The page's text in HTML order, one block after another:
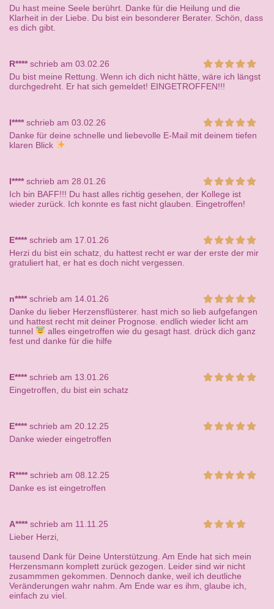
Du hast meine Seele berührt. Danke für die Heilung und die
Klarheit in der Liebe. Du bist ein besonderer Berater. Schön, dass
es dich gibt.
R****schrieb am 03.02.26
Du bist meine Rettung. Wenn ich dich nicht hätte, wäre ich längst
durchgedreht. Er hat sich gemeldet! EINGETROFFEN!!!
I****schrieb am 03.02.26
Danke für deine schnelle und liebevolle E-Mail mit deinem tiefen
klaren Blick
I****schrieb am 28.01.26
Ich bin BAFF!!! Du hast alles richtig gesehen, der Kollege ist
wieder zurück. Ich konnte es fast nicht glauben. Eingetroffen!
E****schrieb am 17.01.26
Herzi du bist ein schatz, du hattest recht er war der erste der mir
gratuliert hat, er hat es doch nicht vergessen.
n****schrieb am 14.01.26
Danke du lieber Herzensflüsterer. hast mich so lieb aufgefangen
und hattest recht mit deiner Prognose. endlich wieder licht am
tunnel
alles eingetroffen wie du gesagt hast. drück dich ganz
fest und danke für die hilfe
E****schrieb am 13.01.26
Eingetroffen, du bist ein schatz
E****schrieb am 20.12.25
Danke wieder eingetroffen
R****schrieb am 08.12.25
Danke es ist eingetroffen
A****schrieb am 11.11.25
Lieber Herzi,
tausend Dank für Deine Unterstützung. Am Ende hat sich mein
Herzensmann komplett zurück gezogen. Leider sind wir nicht
zusammmen gekommen. Dennoch danke, weil ich deutliche
Veränderungen wahr nahm. Am Ende war es ihm, glaube ich,
einfach zu viel.